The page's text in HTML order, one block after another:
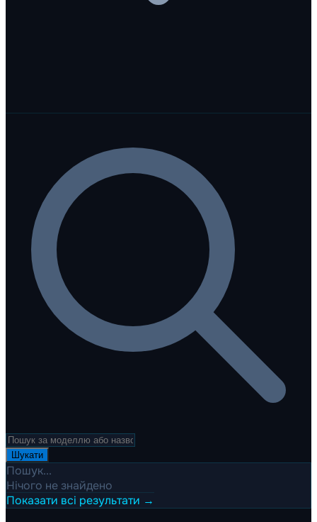
Шукати
Пошук...
Нічого не знайдено
Показати всі результати →